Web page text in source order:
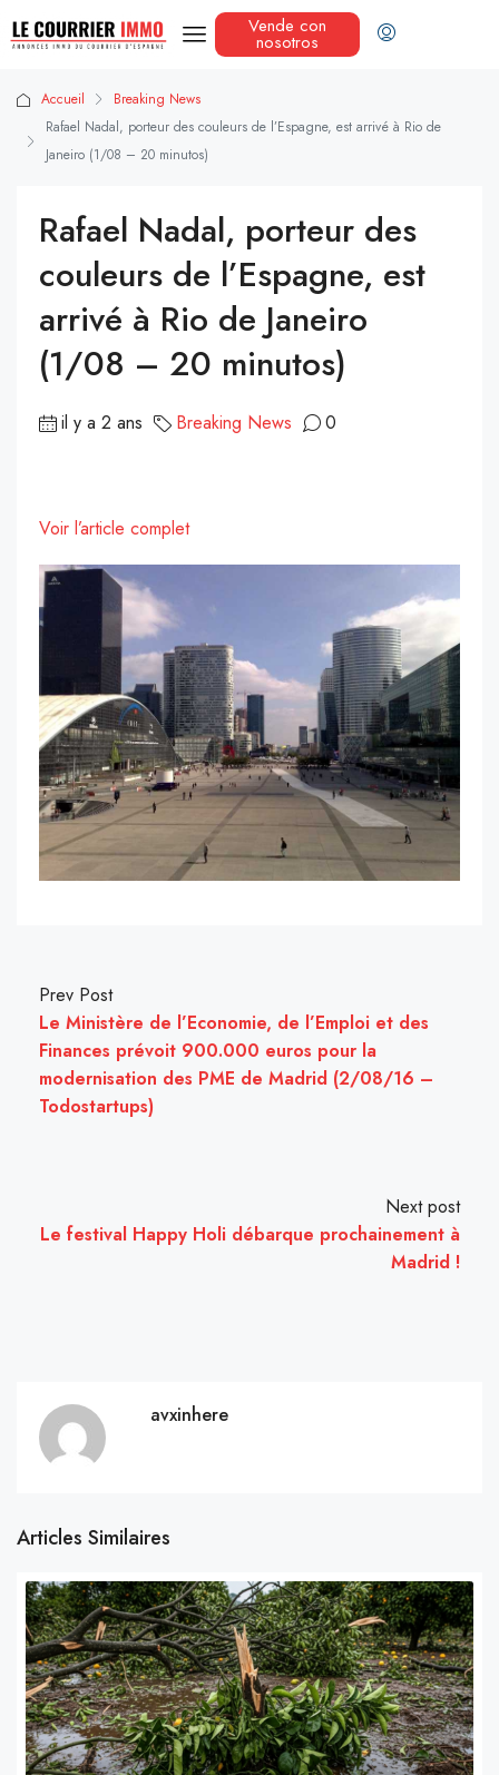
Vende con
nosotros
Accueil
Breaking News
Rafael Nadal, porteur des couleurs de l’Espagne, est arrivé à Rio de
Janeiro (1/08 – 20 minutos)
Rafael Nadal, porteur des
couleurs de l’Espagne, est
arrivé à Rio de Janeiro
(1/08 – 20 minutos)
il y a 2 ans Breaking News 0
Voir l’article complet
Prev Post
Le Ministère de l’Economie, de l’Emploi et des
Finances prévoit 900.000 euros pour la
modernisation des PME de Madrid (2/08/16 –
Todostartups)
Next post
Le festival Happy Holi débarque prochainement à
Madrid !
avxinhere
Articles Similaires